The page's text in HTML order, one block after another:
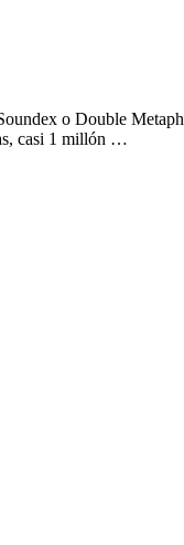
o Double
casi 1 millón …